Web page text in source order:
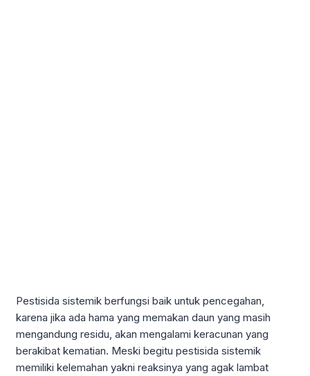
Pestisida sistemik berfungsi baik untuk pencegahan,
karena jika ada hama yang memakan daun yang masih
mengandung residu, akan mengalami keracunan yang
berakibat kematian. Meski begitu pestisida sistemik
memiliki kelemahan yakni reaksinya yang agak lambat